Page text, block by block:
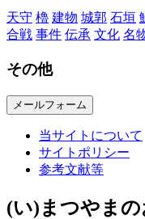
天守 櫓 建物 城郭 石垣
合戦 事件 伝承 文化 名
その他
メールフォーム
当サイトについて
サイトポリシー
参考文献等
(い)まつやま